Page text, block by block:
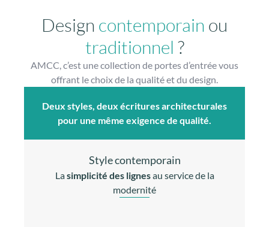
Design contemporain ou
traditionnel ?
AMCC, c’est une collection de portes d’entrée vous
offrant le choix de la qualité et du design.
Deux styles, deux écritures architecturales
pour une même exigence de qualité.
Style contemporain
Lasimplicité des lignesau service de la
modernité